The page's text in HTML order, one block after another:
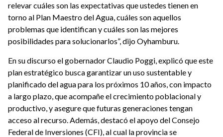
relevar cuáles son las expectativas que ustedes tienen en
torno al Plan Maestro del Agua, cuáles son aquellos
problemas que identifican y cuáles son las mejores
posibilidades para solucionarlos”, dijo Oyhamburu.
En su discurso el gobernador Claudio Poggi, explicó que este
plan estratégico busca garantizar un uso sustentable y
planificado del agua para los próximos 10 años, con impacto
a largo plazo, que acompañe el crecimiento poblacional y
productivo, y asegure que futuras generaciones tengan
acceso al recurso. Además, destacó el apoyo del Consejo
Federal de Inversiones (CFI), al cual la provincia se